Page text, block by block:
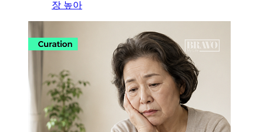
장 높아